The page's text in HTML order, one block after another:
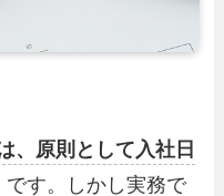
、原則として入社日
です。しかし実務で